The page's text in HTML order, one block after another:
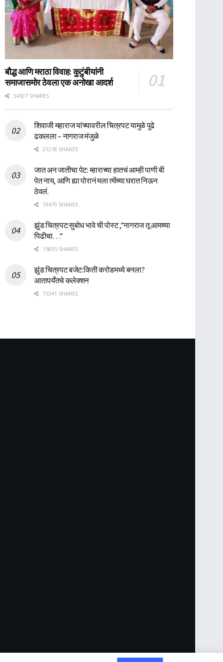
बौद्ध आणि मराठा विवाह: कुटुंबीयांनी
समाजासमोर ठेवला एक अनोखा आदर्श
34507 SHARES
शिवाजी महाराज यांच्यावरील चित्रपट यामुळे पुढे
ढकलला – नागराज मंजुळे
21218 SHARES
जात अन जातीचा पेट: म्हाराच्या हातचं आम्ही पाणी बी
पेत नाय, आणि ह्या पोरानं मला त्येंच्या घरात निऊन
ठेवलं.
19479 SHARES
झुंड चित्रपट:सुबोध भावे ची पोस्ट ,”नागराज तू आमच्या
पिढीचा…”
15835 SHARES
झुंड चित्रपट बजेट:किती करोडमध्ये बनला?
आतापर्यँतचे कलेक्शन
15341 SHARES